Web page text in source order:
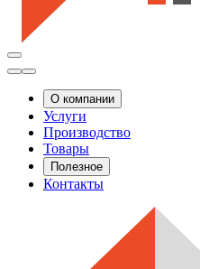
О компании
Услуги
Производство
Товары
Полезное
Контакты